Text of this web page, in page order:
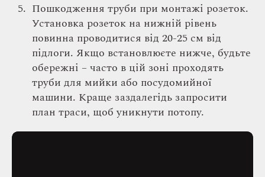
Пошкодження труби при монтажі розеток.
Установка розеток на нижній рівень
повинна проводитися від 20-25 см від
підлоги. Якщо встановлюєте нижче, будьте
обережні – часто в цій зоні проходять
труби для мийки або посудомийної
машини. Краще заздалегідь запросити
план траси, щоб уникнути потопу.